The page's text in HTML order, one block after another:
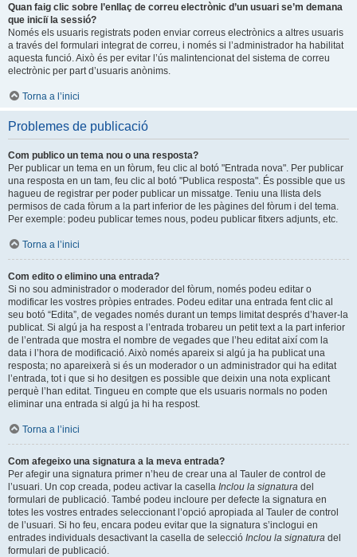
Quan faig clic sobre l’enllaç de correu electrònic d’un usuari se’m demana
que iniciï la sessió?
Només els usuaris registrats poden enviar correus electrònics a altres usuaris
a través del formulari integrat de correu, i només si l’administrador ha habilitat
aquesta funció. Això és per evitar l’ús malintencionat del sistema de correu
electrònic per part d’usuaris anònims.
Torna a l’inici
Problemes de publicació
Com publico un tema nou o una resposta?
Per publicar un tema en un fòrum, feu clic al botó "Entrada nova". Per publicar
una resposta en un tam, feu clic al botó "Publica resposta". És possible que us
hagueu de registrar per poder publicar un missatge. Teniu una llista dels
permisos de cada fòrum a la part inferior de les pàgines del fòrum i del tema.
Per exemple: podeu publicar temes nous, podeu publicar fitxers adjunts, etc.
Torna a l’inici
Com edito o elimino una entrada?
Si no sou administrador o moderador del fòrum, només podeu editar o
modificar les vostres pròpies entrades. Podeu editar una entrada fent clic al
seu botó “Edita”, de vegades només durant un temps limitat després d’haver-la
publicat. Si algú ja ha respost a l’entrada trobareu un petit text a la part inferior
de l’entrada que mostra el nombre de vegades que l’heu editat així com la
data i l’hora de modificació. Això només apareix si algú ja ha publicat una
resposta; no apareixerà si és un moderador o un administrador qui ha editat
l’entrada, tot i que si ho desitgen es possible que deixin una nota explicant
perquè l’han editat. Tingueu en compte que els usuaris normals no poden
eliminar una entrada si algú ja hi ha respost.
Torna a l’inici
Com afegeixo una signatura a la meva entrada?
Per afegir una signatura primer n’heu de crear una al Tauler de control de
l’usuari. Un cop creada, podeu activar la casella Inclou la signatura del
formulari de publicació. També podeu incloure per defecte la signatura en
totes les vostres entrades seleccionant l’opció apropiada al Tauler de control
de l’usuari. Si ho feu, encara podeu evitar que la signatura s’inclogui en
entrades individuals desactivant la casella de selecció Inclou la signatura del
formulari de publicació.